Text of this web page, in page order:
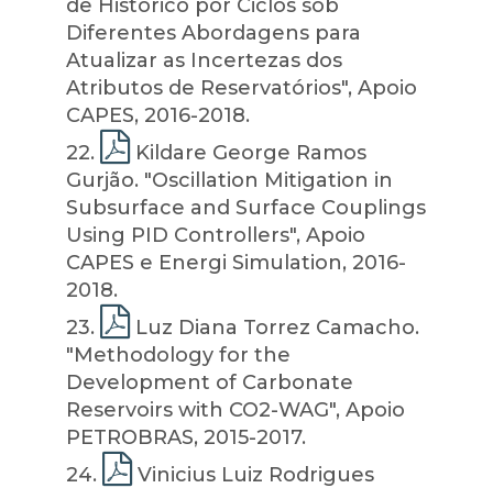
de Histórico por Ciclos sob
Diferentes Abordagens para
Atualizar as Incertezas dos
Atributos de Reservatórios", Apoio
CAPES, 2016-2018.
22.
Kildare George Ramos
Gurjão. "Oscillation Mitigation in
Subsurface and Surface Couplings
Using PID Controllers", Apoio
CAPES e Energi Simulation, 2016-
2018.
23.
Luz Diana Torrez Camacho.
"Methodology for the
Development of Carbonate
Reservoirs with CO2-WAG", Apoio
PETROBRAS, 2015-2017.
24.
Vinicius Luiz Rodrigues